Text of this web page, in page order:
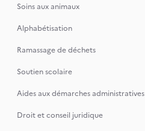
Soins aux animaux
Alphabétisation
Ramassage de déchets
Soutien scolaire
Aides aux démarches administratives
Droit et conseil juridique